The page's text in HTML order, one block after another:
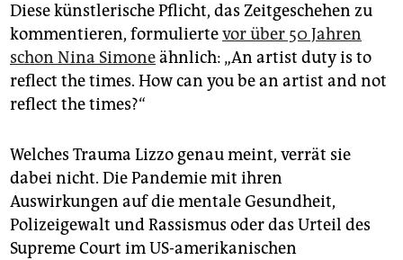
Diese künstlerische Pflicht, das Zeitgeschehen zu
kommentieren, formuliertevor über 50 Jahren
schon Nina Simoneähnlich: „An artist duty is to
reflect the times. How can you be an artist and not
reflect the times?“
Welches Trauma Lizzo genau meint, verrät sie
dabei nicht. Die Pandemie mit ihren
Auswirkungen auf die mentale Gesundheit,
Polizeigewalt und Rassismus oder das Urteil des
Supreme Court im US-amerikanischen